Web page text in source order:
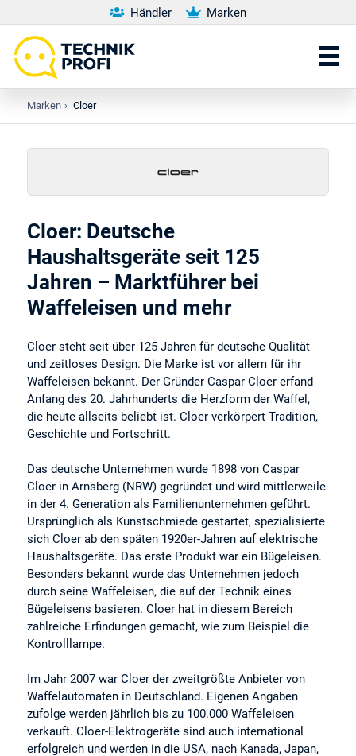
Händler Marken
Marken › Cloer
Cloer: Deutsche
Haushaltsgeräte seit 125
Jahren – Marktführer bei
Waffeleisen und mehr
Cloer steht seit über 125 Jahren für deutsche Qualität
und zeitloses Design. Die Marke ist vor allem für ihr
Waffeleisen bekannt. Der Gründer Caspar Cloer erfand
Anfang des 20. Jahrhunderts die Herzform der Waffel,
die heute allseits beliebt ist. Cloer verkörpert Tradition,
Geschichte und Fortschritt.
Das deutsche Unternehmen wurde 1898 von Caspar
Cloer in Arnsberg (NRW) gegründet und wird mittlerweile
in der 4. Generation als Familienunternehmen geführt.
Ursprünglich als Kunstschmiede gestartet, spezialisierte
sich Cloer ab den späten 1920er-Jahren auf elektrische
Haushaltsgeräte. Das erste Produkt war ein Bügeleisen.
Besonders bekannt wurde das Unternehmen jedoch
durch seine Waffeleisen, die auf der Technik eines
Bügeleisens basieren. Cloer hat in diesem Bereich
zahlreiche Erfindungen gemacht, wie zum Beispiel die
Kontrolllampe.
Im Jahr 2007 war Cloer der zweitgrößte Anbieter von
Waffelautomaten in Deutschland. Eigenen Angaben
zufolge werden jährlich bis zu 100.000 Waffeleisen
verkauft. Cloer-Elektrogeräte sind auch international
erfolgreich und werden in die USA, nach Kanada, Japan,